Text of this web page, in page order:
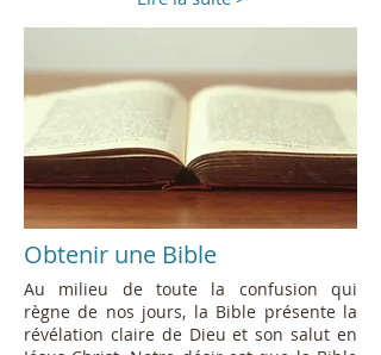
Obtenir une Bible
Au milieu de toute la confusion qui
règne de nos jours, la Bible présente la
révélation claire de Dieu et son salut en